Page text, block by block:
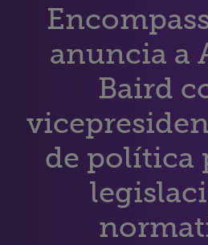
Por qué debe elegirnos
Servicios de rehabilitación
Recursos de salud
Acerca de nosotros
anuncia a
Baird
de política